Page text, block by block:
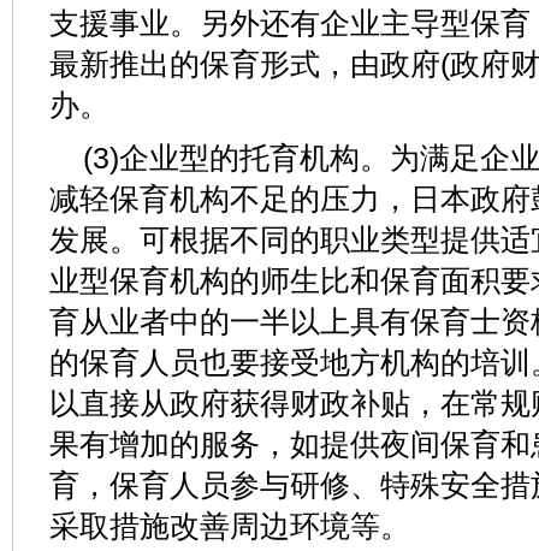
支援事业。另外还有企业主导型保
最新推出的保育形式，由政府(政府
办。
(3)企业型的托育机构。为满足企
减轻保育机构不足的压力，日本政
发展。可根据不同的职业类型提供
业型保育机构的师生比和保育面积
育从业者中的一半以上具有保育士
的保育人员也要接受地方机构的培
以直接从政府获得财政补贴，在常
果有增加的服务，如提供夜间保育
育，保育人员参与研修、特殊安全
采取措施改善周边环境等。